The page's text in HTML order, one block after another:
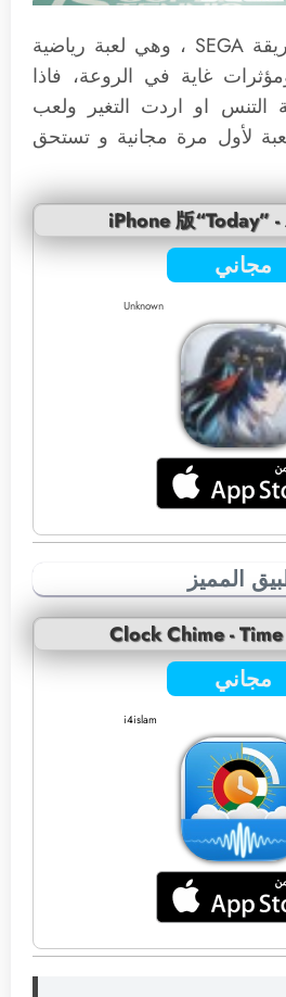
لعبة من الشركة العريقة SEGA ، وهي لعبة رياضية
غاية في الروعة، فاذا
او اردت التغير ولعب
لأول مرة مجانية و تستحق
iPhone 版“Today”
مجاني
Unknown
المميز
Clock Chime -
مجاني
i4islam